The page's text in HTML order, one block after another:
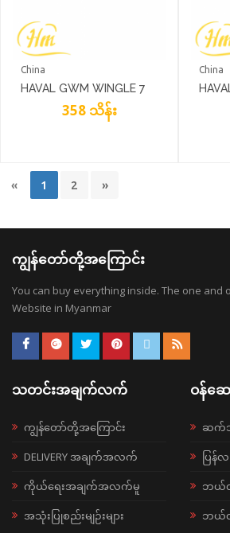
China
HAVAL GWM WINGLE 7
358 သိန်း
China
« 1 2 »
ကျွန်တော်တို့အကြောင်း
You can buy everything inside. The one and
Website in Myanmar
သတင်းအချက်လက်
ကျွန်တော်တို့အကြောင်း
DELIVERY အချက်အလက်
ကိုယ်ရေးအချက်အလက်မူ
အသုံးပြုစည်းမျဉ်းများ
ဝန်ဆ
ဆက်
ပြန်
ဘယ်
ဘယ်လို